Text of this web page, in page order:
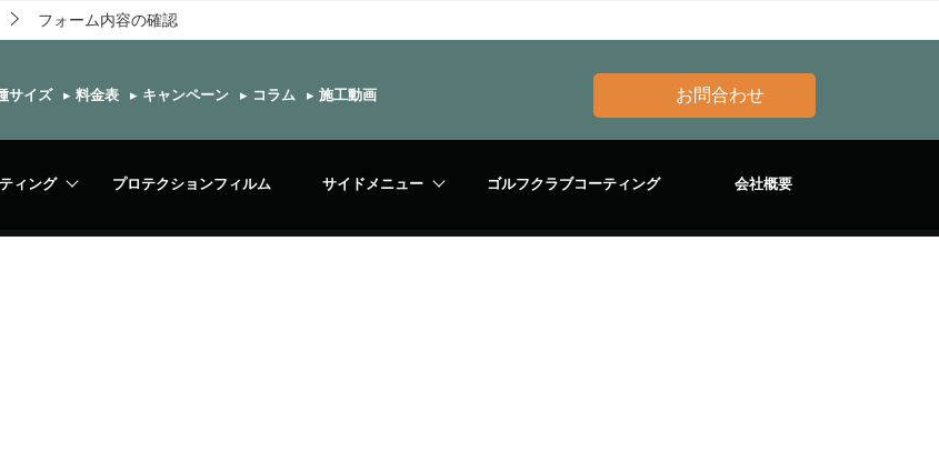
フォーム内容の確認
サイズ ▸ 料金表 ▸ キャンペーン ▸ コラム ▸ 施工動画 お問合わせ
ィング プロテクションフィルム サイドメニュー ゴルフクラブコーティング 会社概要